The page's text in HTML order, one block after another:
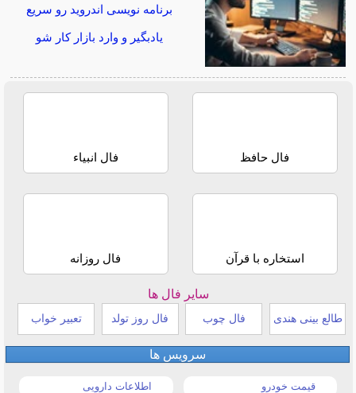
برنامه نویسی اندروید رو سریع
یادبگیر و وارد بازار کار شو
فال حافظ فال انبیاء
استخاره با قرآن فال روزانه
سایر فال ها
طالع بینی هندی فال چوب فال روز تولد تعبیر خواب
سرویس ها
قیمت خودرو اطلاعات دارویی